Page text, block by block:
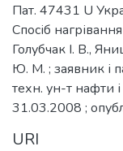
Пат. 47431 U
Спосіб
Голубчак І. В.,
Ю. М. ; заявник і
техн. ун-т нафти
31.03.2008 ;
URI